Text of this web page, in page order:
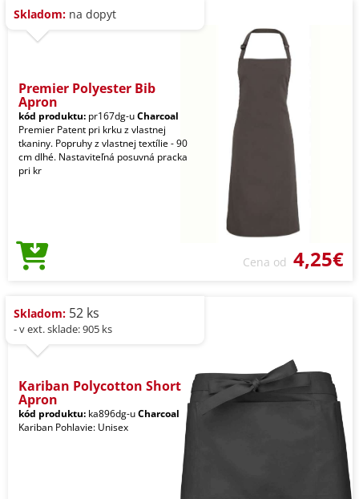
Skladom: na dopyt
Premier Polyester Bib
Apron
kód produktu: pr167dg-uCharcoal
Premier Patent pri krku z vlastnej
tkaniny. Popruhy z vlastnej textílie - 90
cm dlhé. Nastaviteľná posuvná pracka
pri kr
Cena od 4,25€
Skladom: 52 ks
- v ext. sklade: 905 ks
Kariban Polycotton Short
Apron
kód produktu: ka896dg-uCharcoal
Kariban Pohlavie: Unisex